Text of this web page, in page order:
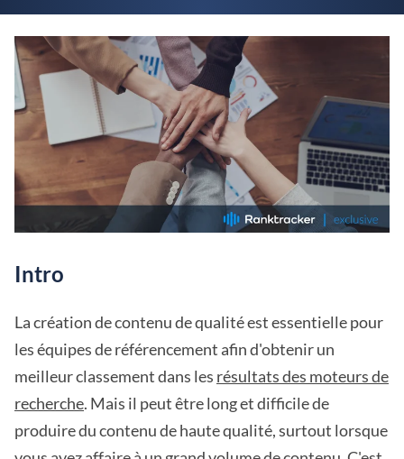
Intro
La création de contenu de qualité est essentielle pour
les équipes de référencement afin d'obtenir un
meilleur classement dans les résultats des moteurs de
recherche. Mais il peut être long et difficile de
produire du contenu de haute qualité, surtout lorsque